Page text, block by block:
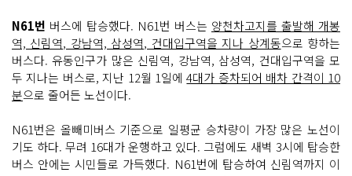
N61번 버스에 탑승했다. N61번 버스는 양천차고지를 출발해 개봉
역, 신림역, 강남역, 삼성역, 건대입구역을 지나 상계동으로 향하는
버스다. 유동인구가 많은 신림역, 강남역, 삼성역, 건대입구역을 모
두 지나는 버스로, 지난 12월 1일에4대가 증차되어 배차 간격이 10
분으로 줄어든 노선이다.
N61번은 올빼미버스 기준으로 일평균 승차량이 가장 많은 노선이
기도 하다. 무려 16대가 운행하고 있다. 그럼에도 새벽 3시에 탑승한
버스 안에는 시민들로 가득했다. N61번에 탑승하여 신림역까지 이